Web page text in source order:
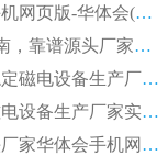
2026 选矿永磁筒式磁选机挑选干货：华体会手机网页版-华体会(中国) 源头厂，绿色高效实力出众
2026 高分选塑料 CTN 湿式顺流磁选机选购指南，靠谱源头厂家华体会手机网页版-华体会(中国) 详解
全磁高吸附深度永磁滚筒选购指南 业内口碑稳定磁电设备生产厂家详细推荐
高回收率湿式选矿磁选机选购指南 业内口碑磁电设备生产厂家实力解析
2026 钛矿选矿优选：湿式永磁筒式磁选机源头厂家华体会手机网页版-华体会(中国) 综合解析